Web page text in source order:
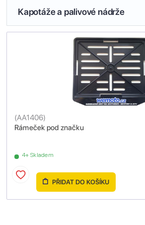
Kapotáže a palivové nádrže
Rámeček pod značku
(AA1406)
4+ Skladem
PŘIDAT DO KOŠÍKU